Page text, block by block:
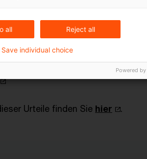
Urteile finden Sie hier .
all Reject all
Save individual choice
Powered by